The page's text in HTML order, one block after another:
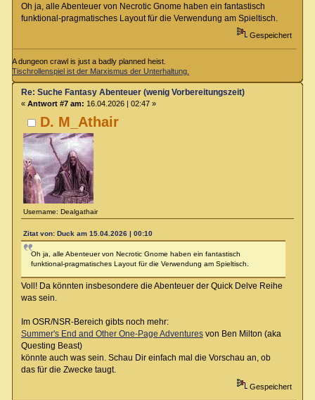
Oh ja, alle Abenteuer von Necrotic Gnome haben ein fantastisch
funktional-pragmatisches Layout für die Verwendung am Spieltisch.
Gespeichert
A dungeon crawl is just a badly planned heist.
Tischrollenspiel ist der Marxismus der Unterhaltung.
D. M_Athair
Username: Dealgathair
Re: Suche Fantasy Abenteuer (wenig Vorbereitungszeit)
« Antwort #7 am: 16.04.2026 | 02:47 »
Zitat von: Duck am 15.04.2026 | 00:10
Oh ja, alle Abenteuer von Necrotic Gnome haben ein fantastisch
funktional-pragmatisches Layout für die Verwendung am Spieltisch.
Voll! Da könnten insbesondere die Abenteuer der Quick Delve Reihe
was sein.
Im OSR/NSR-Bereich gibts noch mehr:
Summer's End and Other One-Page Adventuresvon Ben Milton (aka
Questing Beast)
könnte auch was sein. Schau Dir einfach mal die Vorschau an, ob
das für die Zwecke taugt.
Gespeichert